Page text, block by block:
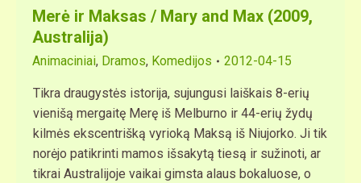
Merė ir Maksas / Mary and Max (2009,
Australija)
Animaciniai, Dramos, Komedijos 2012-04-15
Tikra draugystės istorija, sujungusi laiškais 8-erių
vienišą mergaitę Merę iš Melburno ir 44-erių žydų
kilmės ekscentrišką vyrioką Maksą iš Niujorko. Ji tik
norėjo patikrinti mamos išsakytą tiesą ir sužinoti, ar
tikrai Australijoje vaikai gimsta alaus bokaluose, o